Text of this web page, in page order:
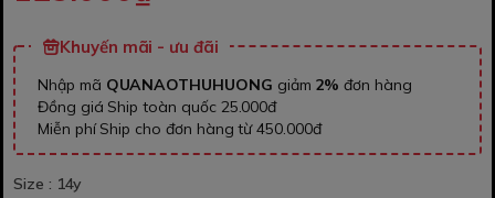
Khuyến mãi - ưu đãi
Nhập mã QUANAOTHUHUONG giảm 2% đơn hàng
Đồng giá Ship toàn quốc 25.000đ
Miễn phí Ship cho đơn hàng từ 450.000đ
Size : 14y